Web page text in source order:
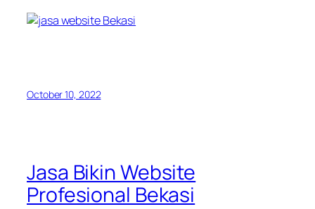
October 10, 2022
Jasa Bikin Website
Profesional Bekasi